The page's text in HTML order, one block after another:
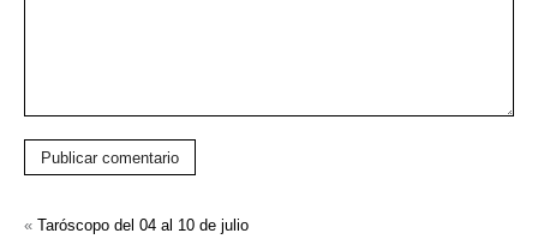
Publicar comentario
« Taróscopo del 04 al 10 de julio